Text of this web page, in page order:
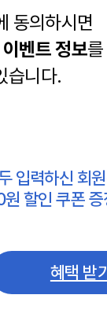
동의하시면
이벤트 정보를
습니다.
입력하신 회
할인 쿠폰 증
혜택 받